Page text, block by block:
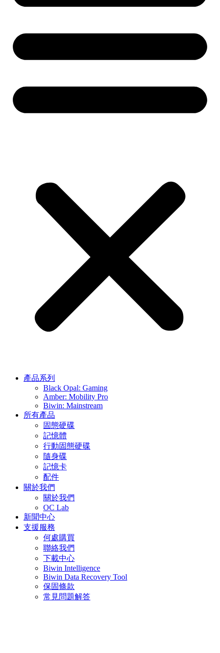
產品系列
Black Opal: Gaming
Amber: Mobility Pro
Biwin: Mainstream
所有產品
固態硬碟
記憶體
行動固態硬碟
隨身碟
記憶卡
配件
關於我們
關於我們
OC Lab
新聞中心
支援服務
何處購買
聯絡我們
下載中心
Biwin Intelligence
Biwin Data Recovery Tool
保固條款
常見問題解答